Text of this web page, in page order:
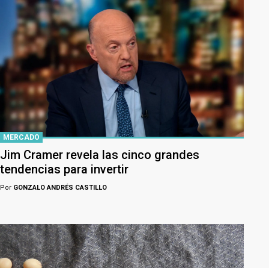
MERCADO
Jim Cramer revela las cinco grandes
tendencias para invertir
Por GONZALO ANDRÉS CASTILLO